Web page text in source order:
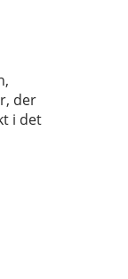
der
i det